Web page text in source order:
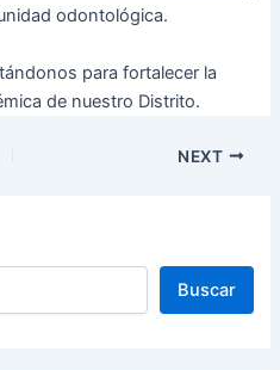
odontológica.
para fortalecer la
de nuestro Distrito.
NEXT
Buscar